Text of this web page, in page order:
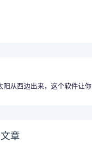
阳从西边出来，这个软件让
章